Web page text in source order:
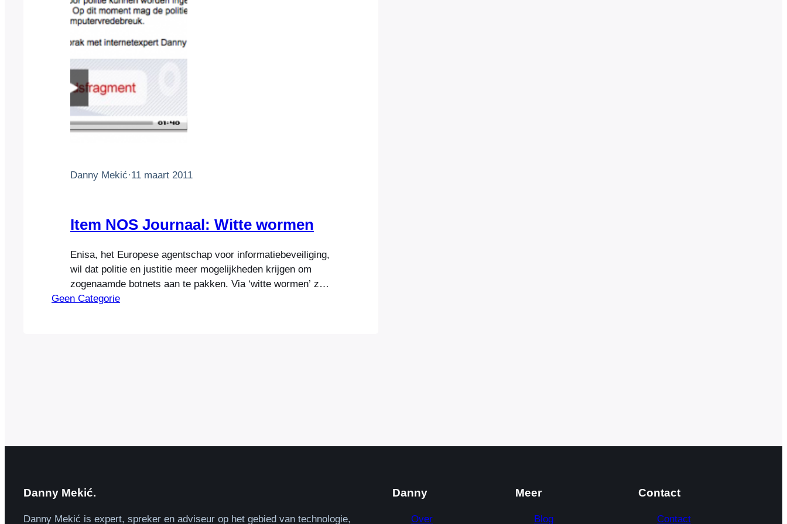
Danny Mekić·11 maart 2011
Item NOS Journaal: Witte wormen
Enisa, het Europese agentschap voor informatiebeveiliging,
wil dat politie en justitie meer mogelijkheden krijgen om
zogenaamde botnets aan te pakken. Via ‘witte wormen’ zou
de politie dan de techniek om botnets te creëren tegen de
Geen Categorie
Danny Mekić.
Danny Mekić is expert, spreker en adviseur op het gebied van technologie,
Danny
Over
Meer
Blog
Contact
Contact